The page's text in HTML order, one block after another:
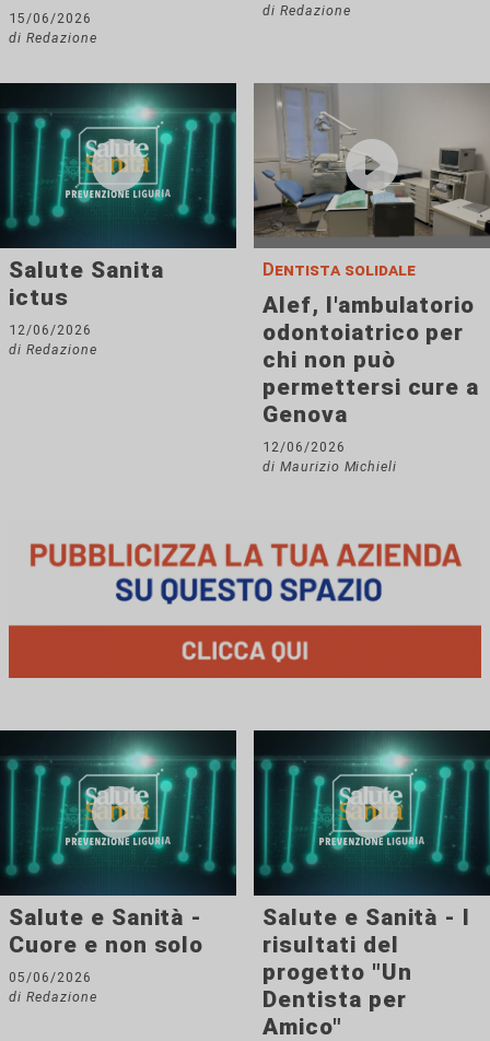
15/06/2026
di Redazione
di Redazione
Salute Sanita
ictus
12/06/2026
di Redazione
Dentista solidale
Alef, l'ambulatorio
odontoiatrico per
chi non può
permettersi cure a
Genova
12/06/2026
di Maurizio Michieli
Salute e Sanità -
Cuore e non solo
05/06/2026
di Redazione
Salute e Sanità - I
risultati del
progetto "Un
Dentista per
Amico"